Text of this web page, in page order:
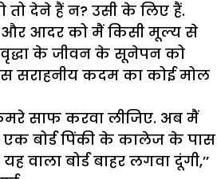
तो देने हैं न? उसी के लिए हैं.
और आदर को मैं किसी मूल्य से
के जीवन के सूनेपन को
सराहनीय कदम का कोई मोल
साफ करवा लीजिए. अब मैं
एक बोर्ड पिंकी के कालेज के पास
बोर्ड बाहर लगवा दूंगी,’’